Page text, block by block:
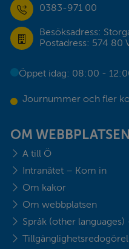
0383-971 00
Besöksadress:
Postadress: 574 80
Öppet idag: 08:00 -
Journummer och fler
OM WEBBPLATSEN
A till Ö
Intranätet – Kom in
Om kakor
Om webbplatsen
Språk (other languages)